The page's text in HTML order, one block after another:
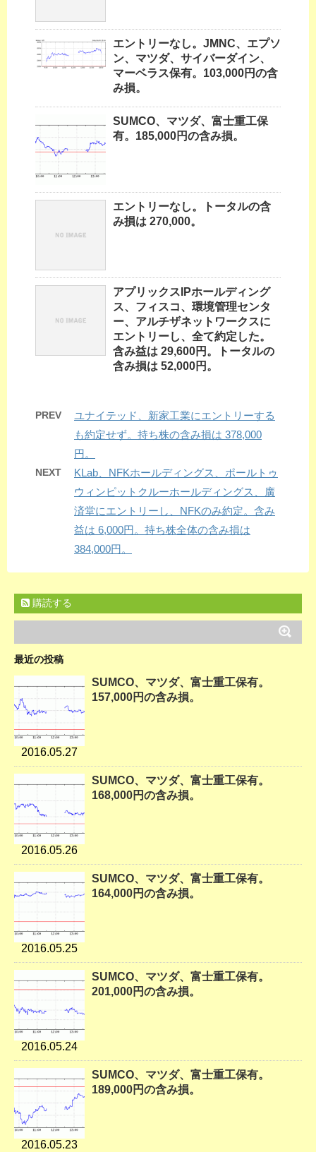
エントリーなし。JMNC、エプソ
ン、マツダ、サイバーダイン、
マーベラス保有。103,000円の含
み損。
SUMCO、マツダ、富士重工保
有。185,000円の含み損。
エントリーなし。トータルの含
み損は 270,000。
アプリックスIPホールディング
ス、フィスコ、環境管理センタ
ー、アルチザネットワークスに
エントリーし、全て約定した。
含み益は 29,600円。トータルの
含み損は 52,000円。
PREV
ユナイテッド、新家工業にエントリーする
も約定せず。持ち株の含み損は 378,000
円。
NEXT
KLab、NFKホールディングス、ポールトゥ
ウィンピットクルーホールディングス、廣
済堂にエントリーし、NFKのみ約定。含み
益は 6,000円。持ち株全体の含み損は
384,000円。
購読する
最近の投稿
2016.05.27
SUMCO、マツダ、富士重工保有。
157,000円の含み損。
2016.05.26
SUMCO、マツダ、富士重工保有。
168,000円の含み損。
2016.05.25
SUMCO、マツダ、富士重工保有。
164,000円の含み損。
2016.05.24
SUMCO、マツダ、富士重工保有。
201,000円の含み損。
2016.05.23
SUMCO、マツダ、富士重工保有。
189,000円の含み損。